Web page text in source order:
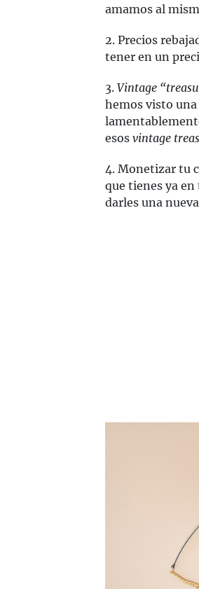
amamos al
2. Precios
tener en un
3. Vintage
hemos visto
esos vintage
4. Monetizar tu
que tienes ya
darles una